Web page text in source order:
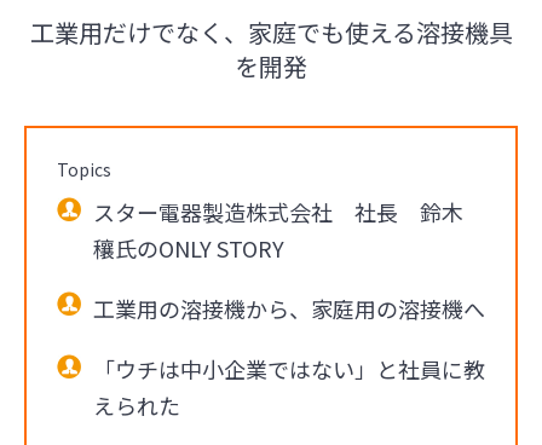
工業用だけでなく、家庭でも使える溶接機具
を開発
Topics
スター電器製造株式会社 社長 鈴木
穰氏のONLY STORY
工業用の溶接機から、家庭用の溶接機へ
「ウチは中小企業ではない」と社員に教
えられた